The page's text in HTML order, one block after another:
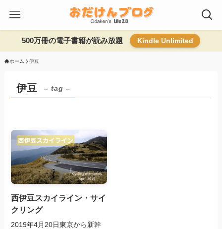
500万冊の電子書籍が読み放題 Kindle Unlimited
ホーム 伊豆
伊豆 – tag –
西伊豆スカイライン・サイ
クリング
2019年4月20日東京から新幹